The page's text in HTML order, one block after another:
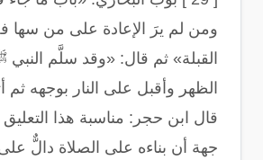
ومن لم يرَ الإعادة على من سها
القبلة» ثم قال: «وقد سلَّم
الظهر وأقبل على النار بوجهه ثم
قال ابن حجر: مناسبة هذا
جهة أن بناءه على الصلاة دالٌّ